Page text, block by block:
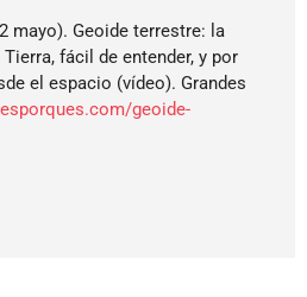
mayo). Geoide terrestre: la
fácil de entender, y por
el espacio (vídeo). Grandes
geoide-